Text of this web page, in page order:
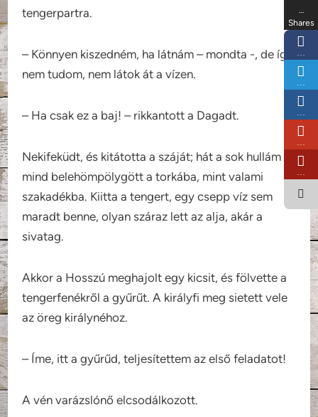
tengerpartra.
– Könnyen kiszedném, ha látnám – mondta -, de így
nem tudom, nem látok át a vízen.
– Ha csak ez a baj! – rikkantott a Dagadt.
Nekifeküdt, és kitátotta a száját; hát a sok hullám
mind belehömpölygött a torkába, mint valami
szakadékba. Kiitta a tengert, egy csepp víz sem
maradt benne, olyan száraz lett az alja, akár a
sivatag.
Akkor a Hosszú meghajolt egy kicsit, és fölvette a
tengerfenékről a gyűrűt. A királyfi meg sietett vele
az öreg királynéhoz.
– Íme, itt a gyűrűd, teljesítettem az első feladatot!
A vén varázslónő elcsodálkozott.
…
Shares
…
…
…
…
…